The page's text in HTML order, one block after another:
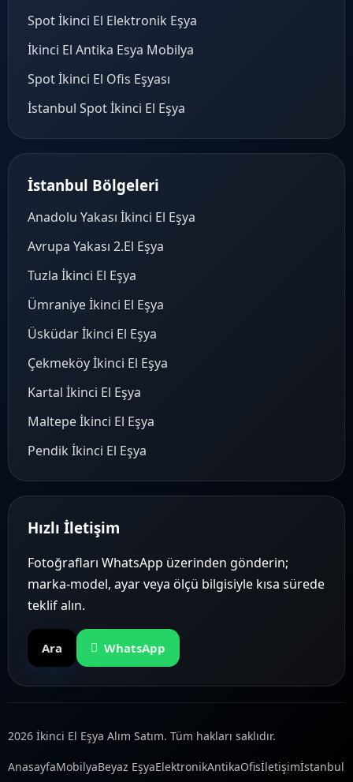
Spot İkinci El Elektronik Eşya
İkinci El Antika Esya Mobilya
Spot İkinci El Ofis Eşyası
İstanbul Spot İkinci El Eşya
İstanbul Bölgeleri
Anadolu Yakası İkinci El Eşya
Avrupa Yakası 2.El Eşya
Tuzla İkinci El Eşya
Ümraniye İkinci El Eşya
Üsküdar İkinci El Eşya
Çekmeköy İkinci El Eşya
Kartal İkinci El Eşya
Maltepe İkinci El Eşya
Pendik İkinci El Eşya
Hızlı İletişim
Fotoğrafları WhatsApp üzerinden gönderin;
marka-model, ayar veya ölçü bilgisiyle kısa sürede
teklif alın.
Ara WhatsApp
2026 İkinci El Eşya Alım Satım. Tüm hakları saklıdır.
AnasayfaMobilyaBeyaz EşyaElektronikAntikaOfisİletişimİstanbul